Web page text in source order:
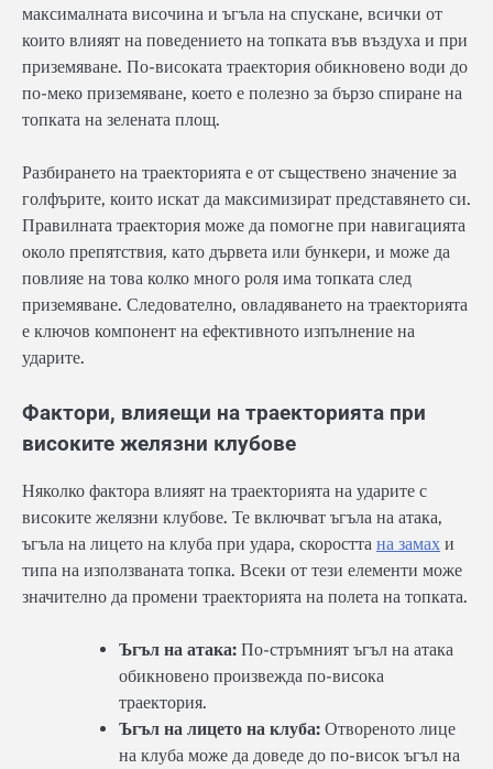
максималната височина и ъгъла на спускане, всички от
които влияят на поведението на топката във въздуха и при
приземяване. По-високата траектория обикновено води до
по-меко приземяване, което е полезно за бързо спиране на
топката на зелената площ.
Разбирането на траекторията е от съществено значение за
голфърите, които искат да максимизират представянето си.
Правилната траектория може да помогне при навигацията
около препятствия, като дървета или бункери, и може да
повлияе на това колко много роля има топката след
приземяване. Следователно, овладяването на траекторията
е ключов компонент на ефективното изпълнение на
ударите.
Фактори, влияещи на траекторията при
високите желязни клубове
Няколко фактора влияят на траекторията на ударите с
високите желязни клубове. Те включват ъгъла на атака,
ъгъла на лицето на клуба при удара, скоростта на замах и
типа на използваната топка. Всеки от тези елементи може
значително да промени траекторията на полета на топката.
Ъгъл на атака: По-стръмният ъгъл на атака
обикновено произвежда по-висока
траектория.
Ъгъл на лицето на клуба: Отвореното лице
на клуба може да доведе до по-висок ъгъл на